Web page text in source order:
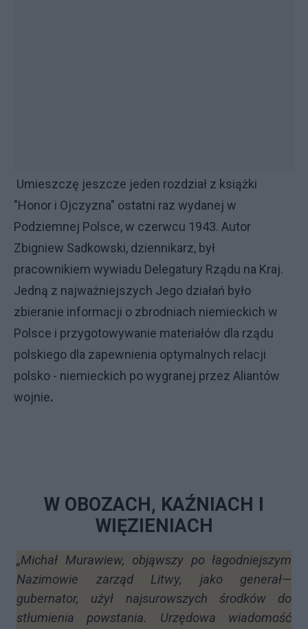
Umieszczę jeszcze jeden rozdział z książki
"Honor i Ojczyzna" ostatni raz wydanej w
Podziemnej Polsce, w czerwcu 1943. Autor
Zbigniew Sadkowski, dziennikarz, był
pracownikiem wywiadu Delegatury Rządu na Kraj.
Jedną z najważniejszych Jego działań było
zbieranie informacji o zbrodniach niemieckich w
Polsce i przygotowywanie materiałów dla rządu
polskiego dla zapewnienia optymalnych relacji
polsko - niemieckich po wygranej przez Aliantów
wojnie.
W OBOZACH, KAŹNIACH I
WIĘZIENIACH
„Michał Murawiew, objąwszy po łagodniejszym
Nazimowie zarząd Litwy, jako generał—
gubernator, użył najsurowszych środków do
stłumienia powstania. Urzędowa wiadomość